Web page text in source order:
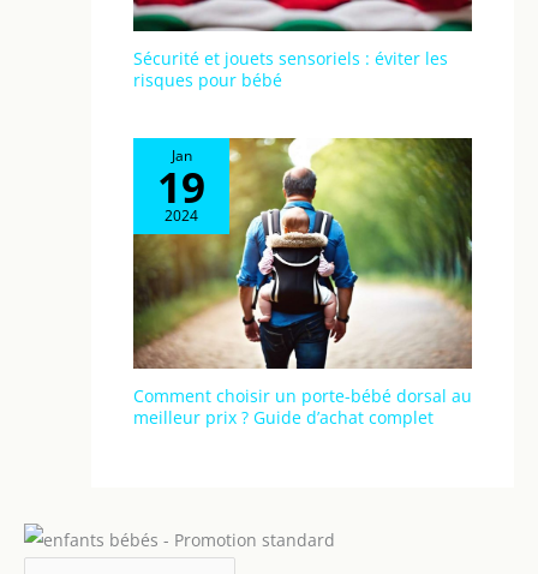
Sécurité et jouets sensoriels : éviter les
risques pour bébé
Jan
19
2024
Comment choisir un porte-bébé dorsal au
meilleur prix ? Guide d’achat complet